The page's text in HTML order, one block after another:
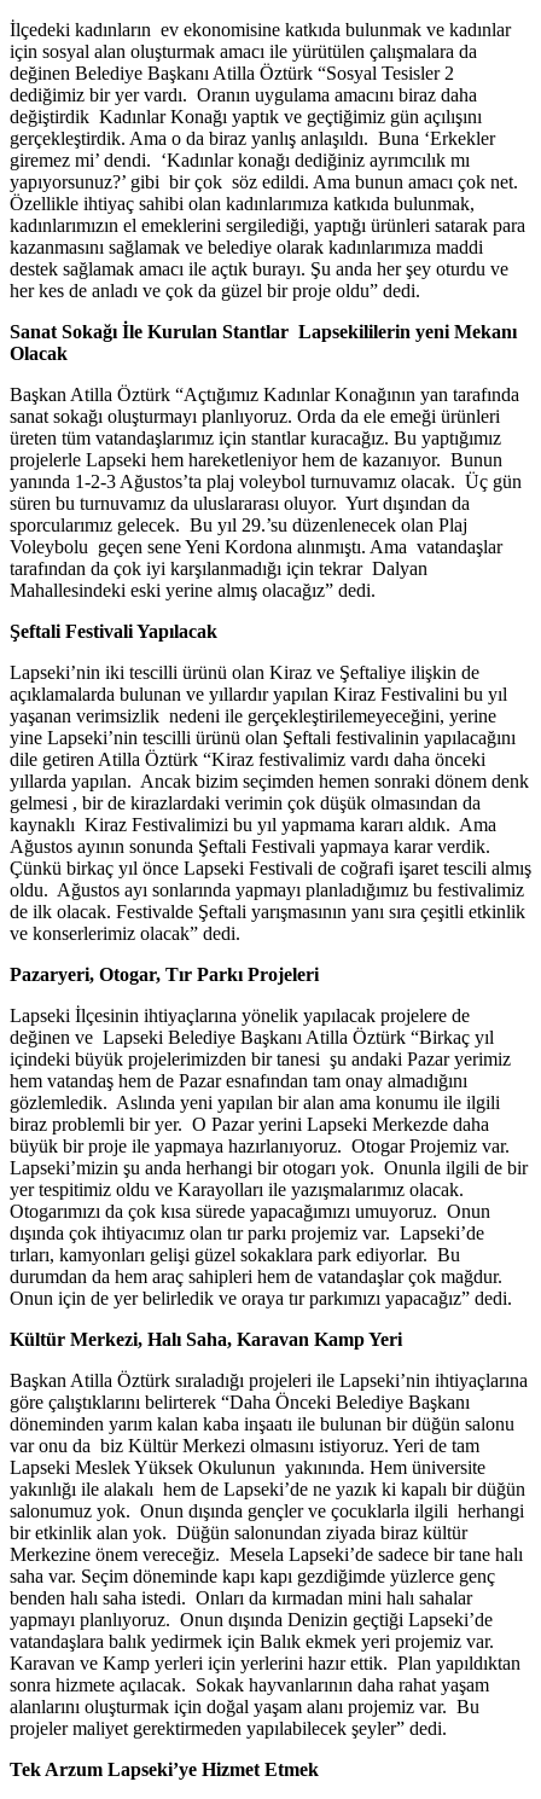
İlçedeki kadınların ev ekonomisine katkıda bulunmak ve kadınlar
için sosyal alan oluşturmak amacı ile yürütülen çalışmalara da
değinen Belediye Başkanı Atilla Öztürk “Sosyal Tesisler 2
dediğimiz bir yer vardı. Oranın uygulama amacını biraz daha
değiştirdik Kadınlar Konağı yaptık ve geçtiğimiz gün açılışını
gerçekleştirdik. Ama o da biraz yanlış anlaşıldı. Buna ‘Erkekler
giremez mi’ dendi. ‘Kadınlar konağı dediğiniz ayrımcılık mı
yapıyorsunuz?’ gibi bir çok söz edildi. Ama bunun amacı çok net.
Özellikle ihtiyaç sahibi olan kadınlarımıza katkıda bulunmak,
kadınlarımızın el emeklerini sergilediği, yaptığı ürünleri satarak para
kazanmasını sağlamak ve belediye olarak kadınlarımıza maddi
destek sağlamak amacı ile açtık burayı. Şu anda her şey oturdu ve
her kes de anladı ve çok da güzel bir proje oldu” dedi.
Sanat Sokağı İle Kurulan Stantlar Lapsekililerin yeni Mekanı
Olacak
Başkan Atilla Öztürk “Açtığımız Kadınlar Konağının yan tarafında
sanat sokağı oluşturmayı planlıyoruz. Orda da ele emeği ürünleri
üreten tüm vatandaşlarımız için stantlar kuracağız. Bu yaptığımız
projelerle Lapseki hem hareketleniyor hem de kazanıyor. Bunun
yanında 1-2-3 Ağustos’ta plaj voleybol turnuvamız olacak. Üç gün
süren bu turnuvamız da uluslararası oluyor. Yurt dışından da
sporcularımız gelecek. Bu yıl 29.’su düzenlenecek olan Plaj
Voleybolu geçen sene Yeni Kordona alınmıştı. Ama vatandaşlar
tarafından da çok iyi karşılanmadığı için tekrar Dalyan
Mahallesindeki eski yerine almış olacağız” dedi.
Şeftali Festivali Yapılacak
Lapseki’nin iki tescilli ürünü olan Kiraz ve Şeftaliye ilişkin de
açıklamalarda bulunan ve yıllardır yapılan Kiraz Festivalini bu yıl
yaşanan verimsizlik nedeni ile gerçekleştirilemeyeceğini, yerine
yine Lapseki’nin tescilli ürünü olan Şeftali festivalinin yapılacağını
dile getiren Atilla Öztürk “Kiraz festivalimiz vardı daha önceki
yıllarda yapılan. Ancak bizim seçimden hemen sonraki dönem denk
gelmesi , bir de kirazlardaki verimin çok düşük olmasından da
kaynaklı Kiraz Festivalimizi bu yıl yapmama kararı aldık. Ama
Ağustos ayının sonunda Şeftali Festivali yapmaya karar verdik.
Çünkü birkaç yıl önce Lapseki Festivali de coğrafi işaret tescili almış
oldu. Ağustos ayı sonlarında yapmayı planladığımız bu festivalimiz
de ilk olacak. Festivalde Şeftali yarışmasının yanı sıra çeşitli etkinlik
ve konserlerimiz olacak” dedi.
Pazaryeri, Otogar, Tır Parkı Projeleri
Lapseki İlçesinin ihtiyaçlarına yönelik yapılacak projelere de
değinen ve Lapseki Belediye Başkanı Atilla Öztürk “Birkaç yıl
içindeki büyük projelerimizden bir tanesi şu andaki Pazar yerimiz
hem vatandaş hem de Pazar esnafından tam onay almadığını
gözlemledik. Aslında yeni yapılan bir alan ama konumu ile ilgili
biraz problemli bir yer. O Pazar yerini Lapseki Merkezde daha
büyük bir proje ile yapmaya hazırlanıyoruz. Otogar Projemiz var.
Lapseki’mizin şu anda herhangi bir otogarı yok. Onunla ilgili de bir
yer tespitimiz oldu ve Karayolları ile yazışmalarımız olacak.
Otogarımızı da çok kısa sürede yapacağımızı umuyoruz. Onun
dışında çok ihtiyacımız olan tır parkı projemiz var. Lapseki’de
tırları, kamyonları gelişi güzel sokaklara park ediyorlar. Bu
durumdan da hem araç sahipleri hem de vatandaşlar çok mağdur.
Onun için de yer belirledik ve oraya tır parkımızı yapacağız” dedi.
Kültür Merkezi, Halı Saha, Karavan Kamp Yeri
Başkan Atilla Öztürk sıraladığı projeleri ile Lapseki’nin ihtiyaçlarına
göre çalıştıklarını belirterek “Daha Önceki Belediye Başkanı
döneminden yarım kalan kaba inşaatı ile bulunan bir düğün salonu
var onu da biz Kültür Merkezi olmasını istiyoruz. Yeri de tam
Lapseki Meslek Yüksek Okulunun yakınında. Hem üniversite
yakınlığı ile alakalı hem de Lapseki’de ne yazık ki kapalı bir düğün
salonumuz yok. Onun dışında gençler ve çocuklarla ilgili herhangi
bir etkinlik alan yok. Düğün salonundan ziyada biraz kültür
Merkezine önem vereceğiz. Mesela Lapseki’de sadece bir tane halı
saha var. Seçim döneminde kapı kapı gezdiğimde yüzlerce genç
benden halı saha istedi. Onları da kırmadan mini halı sahalar
yapmayı planlıyoruz. Onun dışında Denizin geçtiği Lapseki’de
vatandaşlara balık yedirmek için Balık ekmek yeri projemiz var.
Karavan ve Kamp yerleri için yerlerini hazır ettik. Plan yapıldıktan
sonra hizmete açılacak. Sokak hayvanlarının daha rahat yaşam
alanlarını oluşturmak için doğal yaşam alanı projemiz var. Bu
projeler maliyet gerektirmeden yapılabilecek şeyler” dedi.
Tek Arzum Lapseki’ye Hizmet Etmek